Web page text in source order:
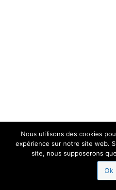
Nous utilisons des cookies
expérience sur notre site web.
site, nous supposerons
Ok